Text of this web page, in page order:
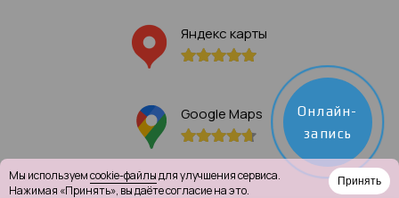
Яндекс карты
Google Maps
Онлайн-
запись
Мы используемcookie-файлыдля улучшения сервиса.
Нажимая «Принять», вы даёте согласие на это.
Принять